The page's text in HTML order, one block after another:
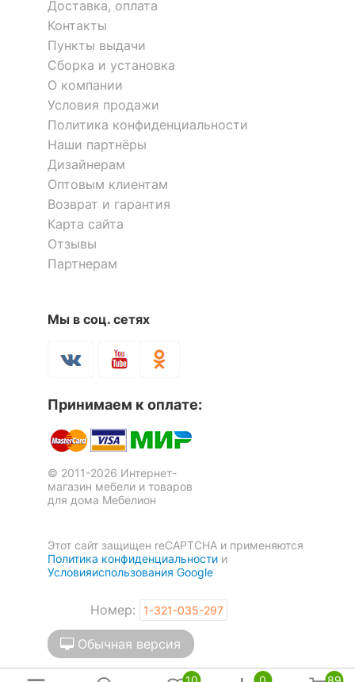
Доставка, оплата
Контакты
Пункты выдачи
Сборка и установка
О компании
Условия продажи
Политика конфиденциальности
Наши партнёры
Дизайнерам
Оптовым клиентам
Возврат и гарантия
Карта сайта
Отзывы
Партнерам
Мы в соц. сетях
Принимаем к оплате:
© 2011-2026 Интернет-
магазин мебели и товаров
для дома Мебелион
Этот сайт защищен reCAPTCHA и применяются
Политика конфиденциальности и
Условияиспользования Google
Номер: 1-321-035-297
Обычная версия